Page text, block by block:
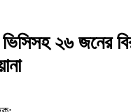
ভিসিসহ ২৬ জনের